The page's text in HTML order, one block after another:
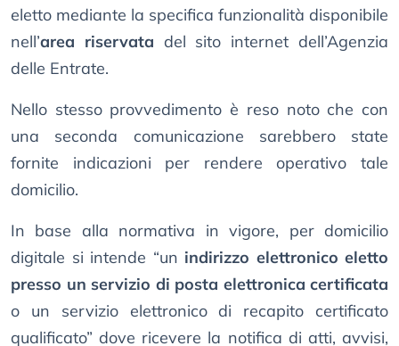
eletto mediante la specifica funzionalità disponibile
nell’area riservata del sito internet dell’Agenzia
delle Entrate.
Nello stesso provvedimento è reso noto che con
una seconda comunicazione sarebbero state
fornite indicazioni per rendere operativo tale
domicilio.
In base alla normativa in vigore, per domicilio
digitale si intende “un indirizzo elettronico eletto
presso un servizio di posta elettronica certificata
o un servizio elettronico di recapito certificato
qualificato” dove ricevere la notifica di atti, avvisi,